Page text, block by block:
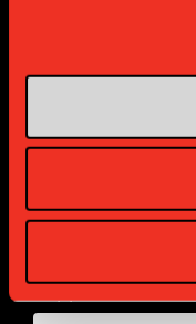
Supplier